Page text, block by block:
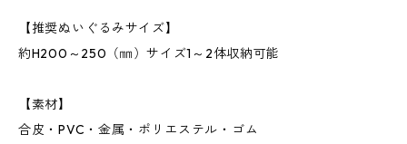
【推奨ぬいぐるみサイズ】
約H200～250（㎜）サイズ1～2体収納可能
【素材】
合皮・PVC・金属・ポリエステル・ゴム